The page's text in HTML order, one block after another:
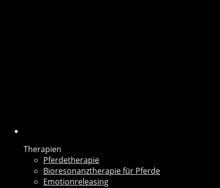
Therapien
Pferdetherapie
Bioresonanztherapie für Pferde
Emotionreleasing